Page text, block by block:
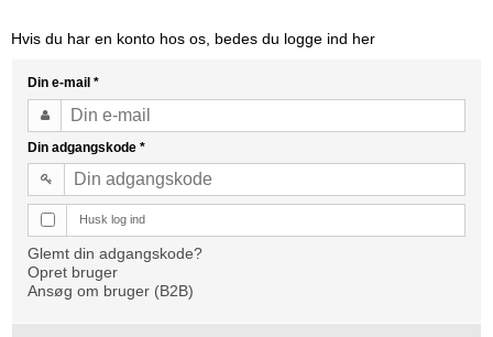
Hvis du har en konto hos os, bedes du logge ind her
Din e-mail *
Din adgangskode *
Husk log ind
Glemt din adgangskode?
Opret bruger
Ansøg om bruger (B2B)